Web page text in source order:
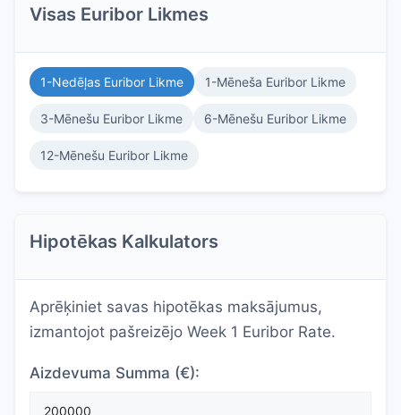
Visas Euribor Likmes
1-Nedēļas Euribor Likme 1-Mēneša Euribor Likme
3-Mēnešu Euribor Likme 6-Mēnešu Euribor Likme
12-Mēnešu Euribor Likme
Hipotēkas Kalkulators
Aprēķiniet savas hipotēkas maksājumus,
izmantojot pašreizējo Week 1 Euribor Rate.
Aizdevuma Summa (€):